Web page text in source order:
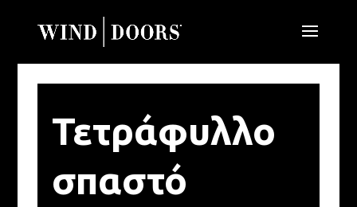
Τετράφυλλο
σπαστό